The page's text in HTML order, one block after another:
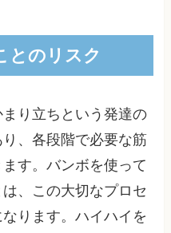
とのリスク
り立ちという発達の
、各段階で必要な筋
す。バンボを使って
、この大切なプロセ
ります。ハイハイを